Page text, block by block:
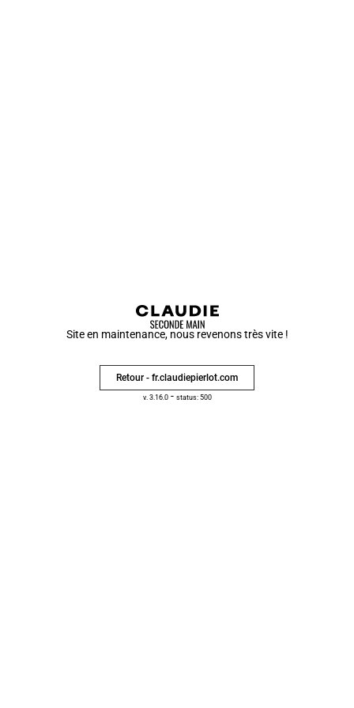
Site en maintenance, nous revenons très vite !
Retour - fr.claudiepierlot.com
v. 3.16.0- status: 500